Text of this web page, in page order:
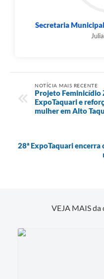
Secretaria
NOTÍCIA MAIS RECENTE
Projeto Feminicídio
ExpoTaquari e
mulher em Alto
28ª ExpoTaquari encerra
VEJA MAIS da